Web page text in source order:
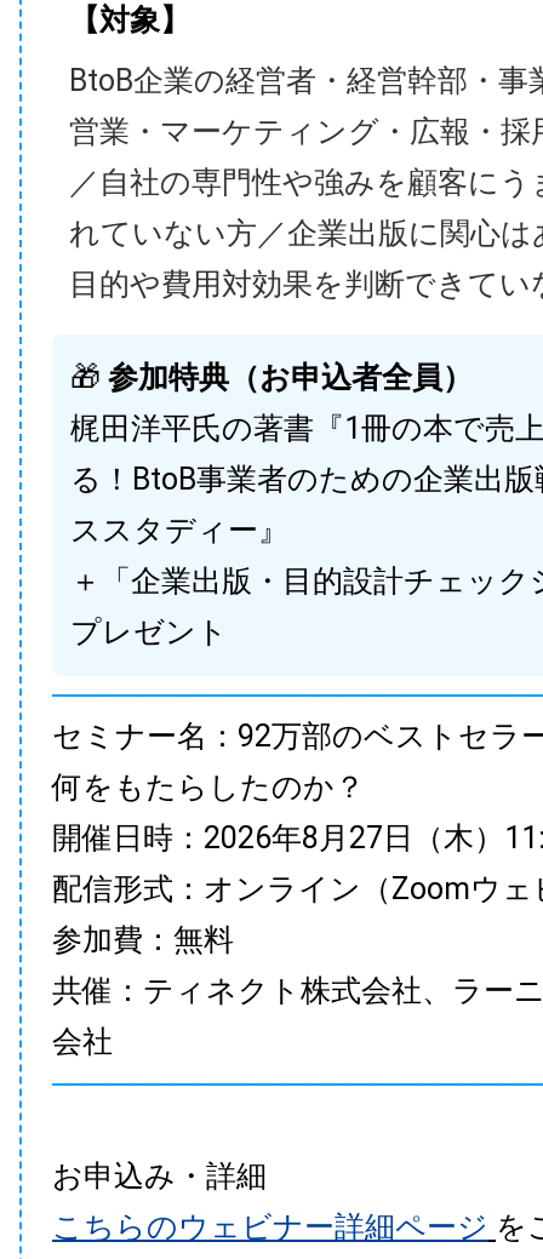
【対象】
BtoB企業の経営者・経営幹部・事
営業・マーケティング・広報・採
／自社の専門性や強みを顧客に
れていない方／企業出版に関心
目的や費用対効果を判断できてい
🎁 参加特典（お申込者全員）
梶田洋平氏の著書『1冊の本で売
る！BtoB事業者のための企業出
ススタディー』
＋「企業出版・目的設計チェック
プレゼント
セミナー名：92万部のベストセラ
何をもたらしたのか？
開催日時：2026年8月27日（木）
配信形式：オンライン（Zoomウェ
参加費：無料
共催：ティネクト株式会社、ラー
会社
お申込み・詳細
こちらのウェビナー詳細ページ を